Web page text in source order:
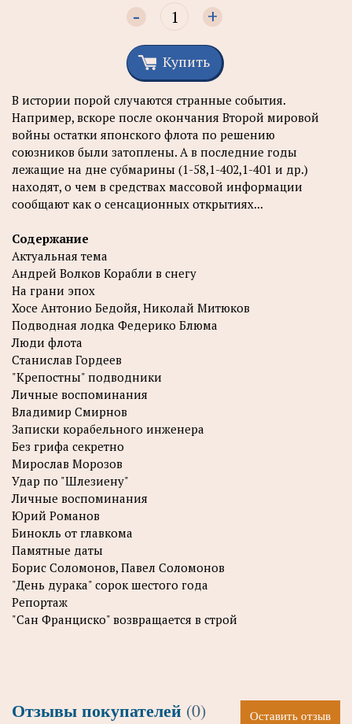
- +
Купить
В истории порой случаются странные события.
Например, вскоре после окончания Второй мировой
войны остатки японского флота по решению
союзников были затоплены. А в последние годы
лежащие на дне субмарины (1-58,1-402,1-401 и др.)
находят, о чем в средствах массовой информации
сообщают как о сенсационных открытиях...
Содержание
Актуальная тема
Андрей Волков Корабли в снегу
На грани эпох
Хосе Антонио Бедойя, Николай Митюков
Подводная лодка Федерико Блюма
Люди флота
Станислав Гордеев
"Крепостны" подводники
Личные воспоминания
Владимир Смирнов
Записки корабельного инженера
Без грифа секретно
Мирослав Морозов
Удар по "Шлезиену"
Личные воспоминания
Юрий Романов
Бинокль от главкома
Памятные даты
Борис Соломонов, Павел Соломонов
"День дурака" сорок шестого года
Репортаж
"Сан Франциско" возвращается в строй
Отзывы покупателей (0) Оставить отзыв